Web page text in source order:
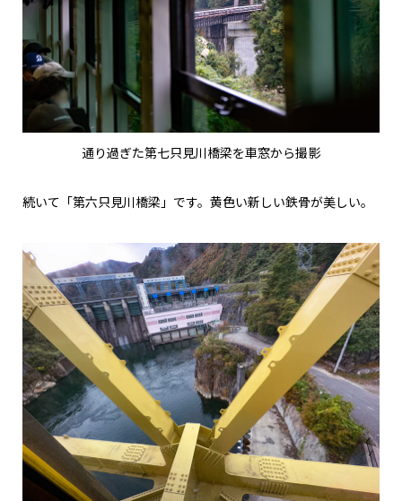
通り過ぎた第七只見川橋梁を車窓から撮影
続いて「第六只見川橋梁」です。黄色い新しい鉄骨が美しい。